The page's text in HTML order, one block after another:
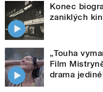
Konec
zaniklých kin
„Touha
Film
drama